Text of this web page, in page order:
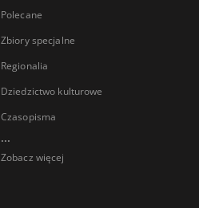
Polecane
Zbiory specjalne
Regionalia
Dziedzictwo kulturowe
Czasopisma
...
Zobacz więcej